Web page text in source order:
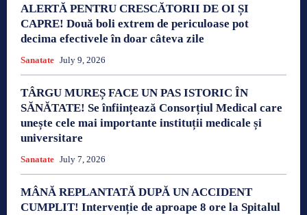
ALERTĂ PENTRU CRESCĂTORII DE OI ȘI
CAPRE! Două boli extrem de periculoase pot
decima efectivele în doar câteva zile
Sanatate July 9, 2026
TÂRGU MUREȘ FACE UN PAS ISTORIC ÎN
SĂNĂTATE! Se înființează Consorțiul Medical care
unește cele mai importante instituții medicale și
universitare
Sanatate July 7, 2026
MÂNĂ REPLANTATĂ DUPĂ UN ACCIDENT
CUMPLIT! Intervenție de aproape 8 ore la Spitalul